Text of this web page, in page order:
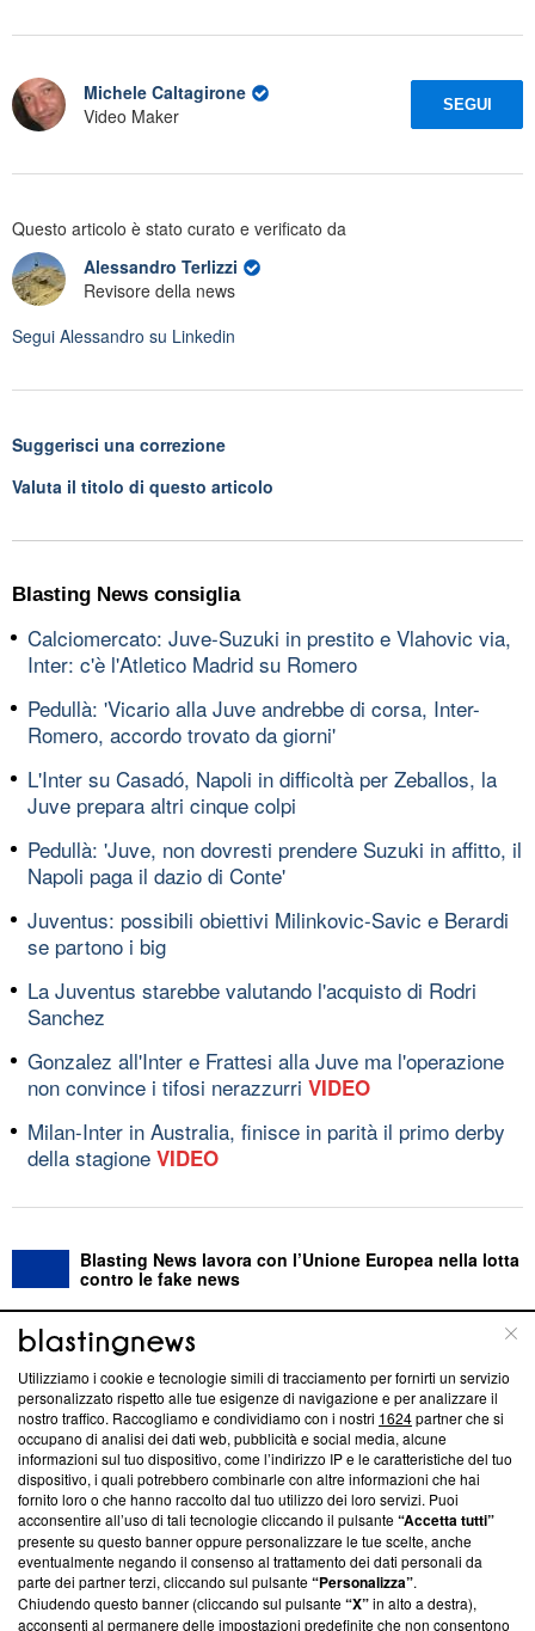
Michele Caltagirone
Video Maker
SEGUI
Questo articolo è stato curato e verificato da
Alessandro Terlizzi
Revisore della news
Segui Alessandro su Linkedin
Suggerisci una correzione
Valuta il titolo di questo articolo
Blasting News consiglia
Calciomercato: Juve-Suzuki in prestito e Vlahovic via,
Inter: c'è l'Atletico Madrid su Romero
Pedullà: 'Vicario alla Juve andrebbe di corsa, Inter-
Romero, accordo trovato da giorni'
L'Inter su Casadó, Napoli in difficoltà per Zeballos, la
Juve prepara altri cinque colpi
Pedullà: 'Juve, non dovresti prendere Suzuki in affitto, il
Napoli paga il dazio di Conte'
Juventus: possibili obiettivi Milinkovic-Savic e Berardi
se partono i big
La Juventus starebbe valutando l'acquisto di Rodri
Sanchez
Gonzalez all'Inter e Frattesi alla Juve ma l'operazione
non convince i tifosi nerazzurri VIDEO
Milan-Inter in Australia, finisce in parità il primo derby
della stagione VIDEO
Blasting News lavora con l’Unione Europea nella lotta
contro le fake news
ABOUT LINEA EDITORIALE
Questa sezione offre informazioni trasparenti su Blasting
News, sui nostri processi editoriali e su come ci impegniamo a
creare news di qualità. Inoltre, afferma la nostra aderenza a
‘Trust Project - News with Integrity’Blasting News non è
ancora membro del programma, ma ha richiesto di farne
parte; Trust Project non ha ancora effettuato una verifica di
conformità agli standard.
Su di noi
Utilizziamo i cookie e tecnologie simili di tracciamento per fornirti un servizio
personalizzato rispetto alle tue esigenze di navigazione e per analizzare il
nostro traffico. Raccogliamo e condividiamo con i nostri 1624partner che si
occupano di analisi dei dati web, pubblicità e social media, alcune
informazioni sul tuo dispositivo, come l’indirizzo IP e le caratteristiche del tuo
dispositivo, i quali potrebbero combinarle con altre informazioni che hai
fornito loro o che hanno raccolto dal tuo utilizzo dei loro servizi. Puoi
acconsentire all’uso di tali tecnologie cliccando il pulsante“Accetta tutti”
presente su questo banner oppure personalizzare le tue scelte, anche
eventualmente negando il consenso al trattamento dei dati personali da
parte dei partner terzi, cliccando sul pulsante“Personalizza”.
Chiudendo questo banner (cliccando sul pulsante“X”in alto a destra),
acconsenti al permanere delle impostazioni predefinite che non consentono